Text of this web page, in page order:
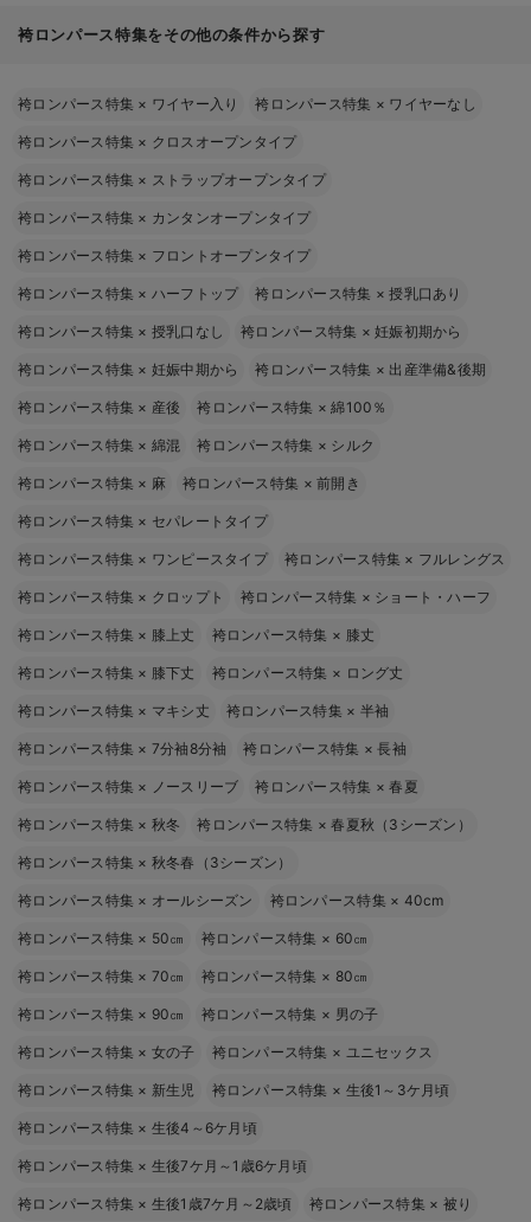
袴ロンパース特集をその他の条件から探す
袴ロンパース特集 × ワイヤー入り 袴ロンパース特集 × ワイヤーなし
袴ロンパース特集 × クロスオープンタイプ
袴ロンパース特集 × ストラップオープンタイプ
袴ロンパース特集 × カンタンオープンタイプ
袴ロンパース特集 × フロントオープンタイプ
袴ロンパース特集 × ハーフトップ 袴ロンパース特集 ×授乳口あり
袴ロンパース特集 × 授乳口なし 袴ロンパース特集 ×妊娠初期から
袴ロンパース特集 × 妊娠中期から 袴ロンパース特集 × 出産準備&後期
袴ロンパース特集 × 産後 袴ロンパース特集 ×綿100％
袴ロンパース特集 × 綿混 袴ロンパース特集 × シルク
袴ロンパース特集 × 麻 袴ロンパース特集 ×前開き
袴ロンパース特集 × セパレートタイプ
袴ロンパース特集 × ワンピースタイプ 袴ロンパース特集 × フルレングス
袴ロンパース特集 × クロップト 袴ロンパース特集 × ショート・ハーフ
袴ロンパース特集 × 膝上丈 袴ロンパース特集 × 膝丈
袴ロンパース特集 × 膝下丈 袴ロンパース特集 × ロング丈
袴ロンパース特集 × マキシ丈 袴ロンパース特集 × 半袖
袴ロンパース特集 × 7分袖8分袖 袴ロンパース特集 ×長袖
袴ロンパース特集 × ノースリーブ 袴ロンパース特集 ×春夏
袴ロンパース特集 × 秋冬 袴ロンパース特集 ×春夏秋（3シーズン）
袴ロンパース特集 × 秋冬春（3シーズン）
袴ロンパース特集 × オールシーズン 袴ロンパース特集 × 40cm
袴ロンパース特集 × 50㎝ 袴ロンパース特集 × 60㎝
袴ロンパース特集 × 70㎝ 袴ロンパース特集 × 80㎝
袴ロンパース特集 × 90㎝ 袴ロンパース特集 × 男の子
袴ロンパース特集 × 女の子 袴ロンパース特集 × ユニセックス
袴ロンパース特集 × 新生児 袴ロンパース特集 × 生後1～3ケ月頃
袴ロンパース特集 × 生後4～6ケ月頃
袴ロンパース特集 × 生後7ケ月～1歳6ケ月頃
袴ロンパース特集 × 生後1歳7ケ月～2歳頃 袴ロンパース特集 × 被り